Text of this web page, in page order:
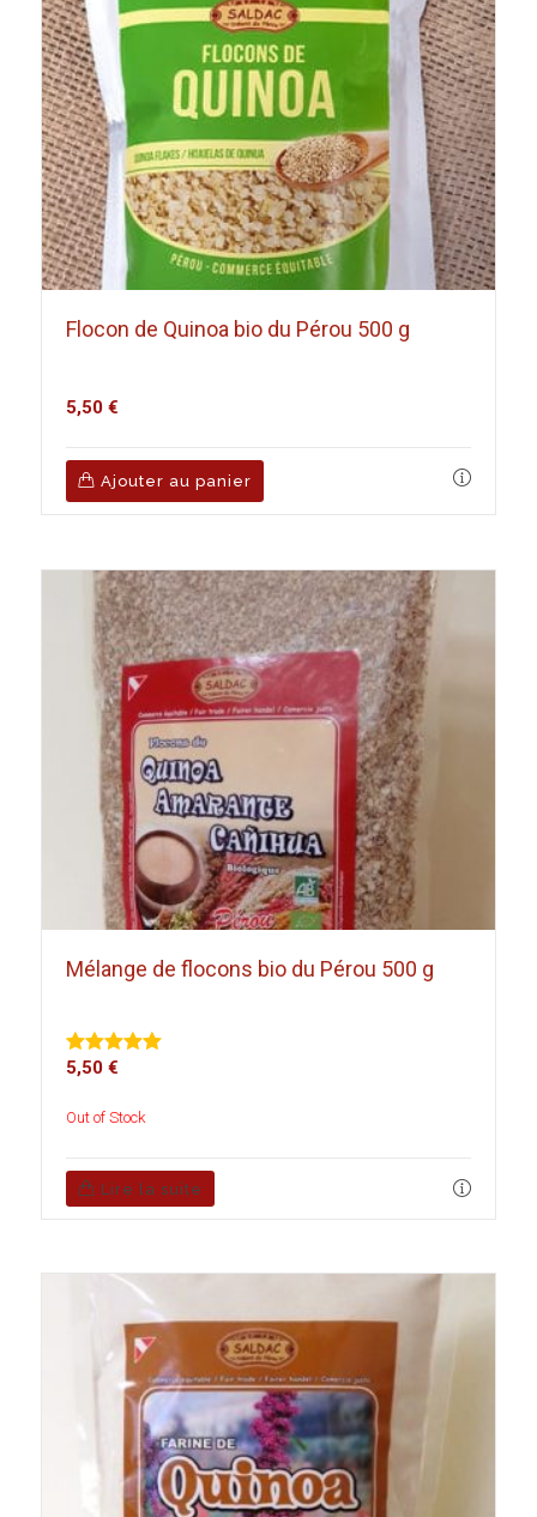
Flocon de Quinoa bio du Pérou 500 g
5,50 €
Ajouter au panier
Mélange de flocons bio du Pérou 500 g
Note
5,50 €
Out of Stock
Lire la suite